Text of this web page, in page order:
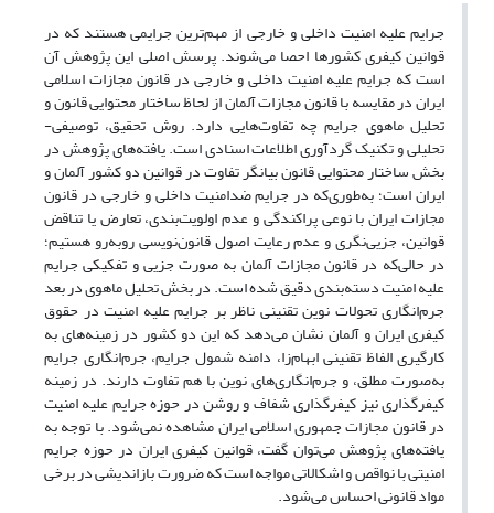
جرایم علیه امنیت داخلی و خارجی از مهم‌ترین جرایمی هستند که در
قوانین کیفری کشورها احصا می‌شوند. پرسش اصلی این پژوهش آن
است که جرایم علیه امنیت داخلی و خارجی در قانون مجازات اسلامی
ایران در مقایسه با قانون مجازات آلمان از لحاظ ساختار محتوایی قانون و
تحلیل ماهوی جرایم چه تفاوت‌هایی دارد. روش تحقیق، توصیفی-
تحلیلی و تکنیک گردآوری اطلاعات اسنادی است. یافته‌های پژوهش در
بخش ساختار محتوایی قانون بیانگر تفاوت در قوانین دو کشور آلمان و
ایران است؛ به‌طوری‌که در جرایم ضدامنیت داخلی و خارجی در قانون
مجازات ایران با نوعی پراکندگی و عدم اولویت‌بندی، تعارض یا تناقض
قوانین، جزیی‌نگری و عدم رعایت اصول قانون‌نویسی روبه‌رو هستیم؛
در حالی‌که در قانون مجازات آلمان به صورت جزیی و تفکیکی جرایم
علیه امنیت دسته‌بندی دقیق شده است. در بخش تحلیل ماهوی در بعد
جرم‌انگاری تحولات نوین تقنینی ناظر بر جرایم علیه امنیت در حقوق
کیفری ایران و آلمان نشان می‌دهد که این دو کشور در زمینه‌های به
کارگیری الفاظ تقنینی ابهام‌زا، دامنه شمول جرایم، جرم‌انگاری جرایم
به‌صورت مطلق، و جرم‌انگاری‌های نوین با هم تفاوت دارند. در زمینه
کیفرگذاری نیز کیفرگذاری شفاف و روشن در حوزه جرایم علیه امنیت
در قانون مجازات جمهوری اسلامی ایران مشاهده نمی‌شود. با توجه به
یافته‌های پژوهش می‌توان گفت، قوانین کیفری ایران در حوزه جرایم
امنیتی با نواقص و اشکالاتی مواجه است که ضرورت بازاندیشی در برخی
مواد قانونی احساس می‌شود.